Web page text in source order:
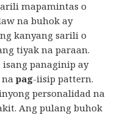
mapamintas o
na buhok ay
kanyang sarili o
tiyak na paraan.
isang panaginip ay
napag-iisip pattern.
personalidad na
Ang pulang buhok